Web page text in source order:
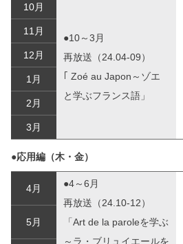
10月
●10～3月
再放送（24.04-09）
｢ Zoé au Japon～ゾエ
と学ぶフランス語」
11月
12月
1月
2月
3月
●応用編（木・金）
4月
●4～6月
再放送（24.10-12）
「Art de la paroleを学ぶ
～ラ・ブリュイエールを
5月